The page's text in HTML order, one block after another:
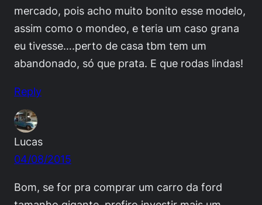
mercado, pois acho muito bonito esse modelo,
assim como o mondeo, e teria um caso grana
eu tivesse….perto de casa tbm tem um
abandonado, só que prata. E que rodas lindas!
Reply
Lucas
04/08/2015
Bom, se for pra comprar um carro da ford